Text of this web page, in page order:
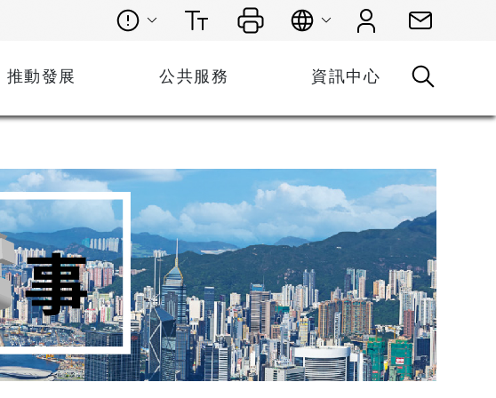
推動發展 公共服務 資訊中心